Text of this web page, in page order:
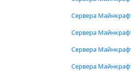
Сервера
Сервера
Сервера
Сервера